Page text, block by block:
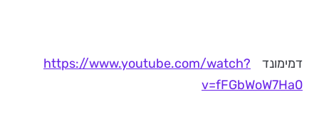
דמימונד https://www.youtube.com/watch?
v=fFGbWoW7Ha0